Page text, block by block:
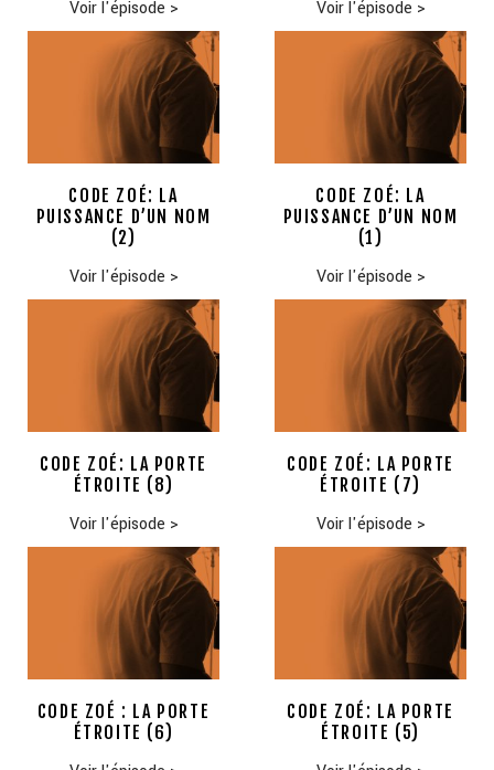
Voir l'épisode > Voir l'épisode >
CODE ZOÉ: LA
PUISSANCE D’UN NOM
(2)
Voir l'épisode >
CODE ZOÉ: LA
PUISSANCE D’UN NOM
(1)
Voir l'épisode >
CODE ZOÉ: LA PORTE
ÉTROITE (8)
Voir l'épisode >
CODE ZOÉ: LA PORTE
ÉTROITE (7)
Voir l'épisode >
CODE ZOÉ : LA PORTE
ÉTROITE (6)
CODE ZOÉ: LA PORTE
ÉTROITE (5)